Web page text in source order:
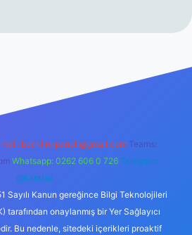
backlinkpaneli@gmail.com Teams:
Whatsapp: 0262 606 0 726 Telegram:
@karabul
Sayılı Kanun gereğince Bilgi Teknolojileri
tarafından onaylanmış bir Yer Sağlayıcı
Bu nedenle, sitedeki içerikleri proaktif